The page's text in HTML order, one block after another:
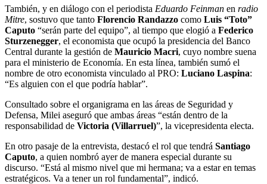
También, y en diálogo con el periodista Eduardo Feinman en radio
Mitre, sostuvo que tanto Florencio Randazzo como Luis “Toto”
Caputo “serán parte del equipo”, al tiempo que elogió a Federico
Sturzenegger, el economista que ocupó la presidencia del Banco
Central durante la gestión de Mauricio Macri, cuyo nombre suena
para el ministerio de Economía. En esta línea, también sumó el
nombre de otro economista vinculado al PRO: Luciano Laspina:
“Es alguien con el que podría hablar”.
Consultado sobre el organigrama en las áreas de Seguridad y
Defensa, Milei aseguró que ambas áreas “están dentro de la
responsabilidad de Victoria (Villarruel)”, la vicepresidenta electa.
En otro pasaje de la entrevista, destacó el rol que tendrá Santiago
Caputo, a quien nombró ayer de manera especial durante su
discurso. “Está al mismo nivel que mi hermana; va a estar en temas
estratégicos. Va a tener un rol fundamental”, indicó.